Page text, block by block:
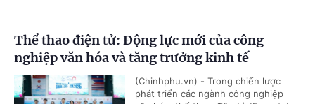
Thể thao điện tử: Động lực mới của công
nghiệp văn hóa và tăng trưởng kinh tế
(Chinhphu.vn) - Trong chiến lược
phát triển các ngành công nghiệp